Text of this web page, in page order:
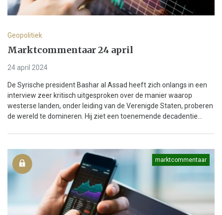
Geopolitiek
Marktcommentaar 24 april
24 april 2024
De Syrische president Bashar al Assad heeft zich onlangs in een
interview zeer kritisch uitgesproken over de manier waarop
westerse landen, onder leiding van de Verenigde Staten, proberen
de wereld te domineren. Hij ziet een toenemende decadentie...
marktcommentaar